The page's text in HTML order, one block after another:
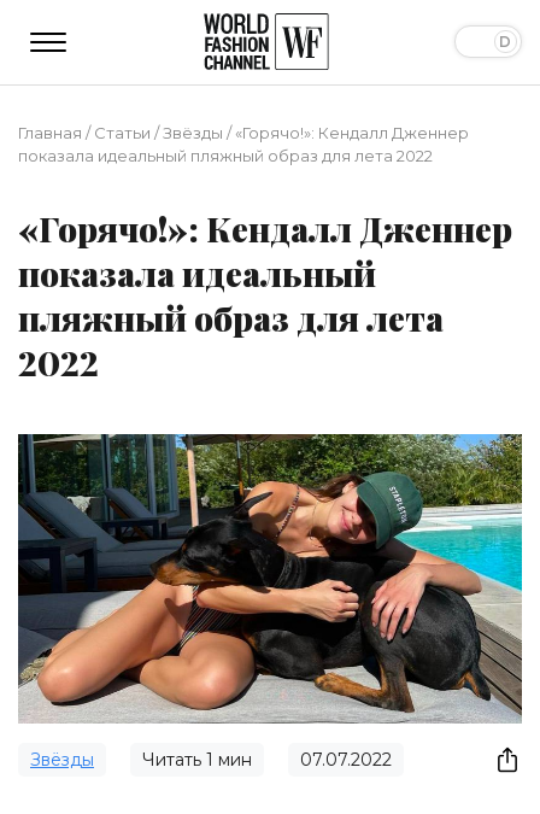
Главная /Статьи /Звёзды /«Горячо!»: Кендалл Дженнер
показала идеальный пляжный образ для лета 2022
«Горячо!»: Кендалл Дженнер
показала идеальный
пляжный образ для лета
2022
Звёзды Читать 1 мин 07.07.2022